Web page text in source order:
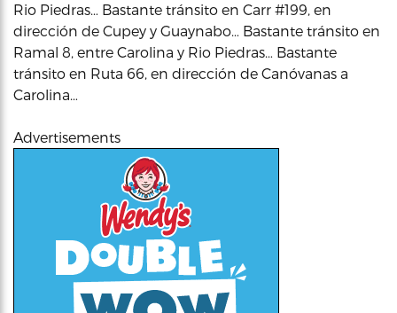
Rio Piedras… Bastante tránsito en Carr #199, en
dirección de Cupey y Guaynabo… Bastante tránsito en
Ramal 8, entre Carolina y Rio Piedras… Bastante
tránsito en Ruta 66, en dirección de Canóvanas a
Carolina…
Advertisements